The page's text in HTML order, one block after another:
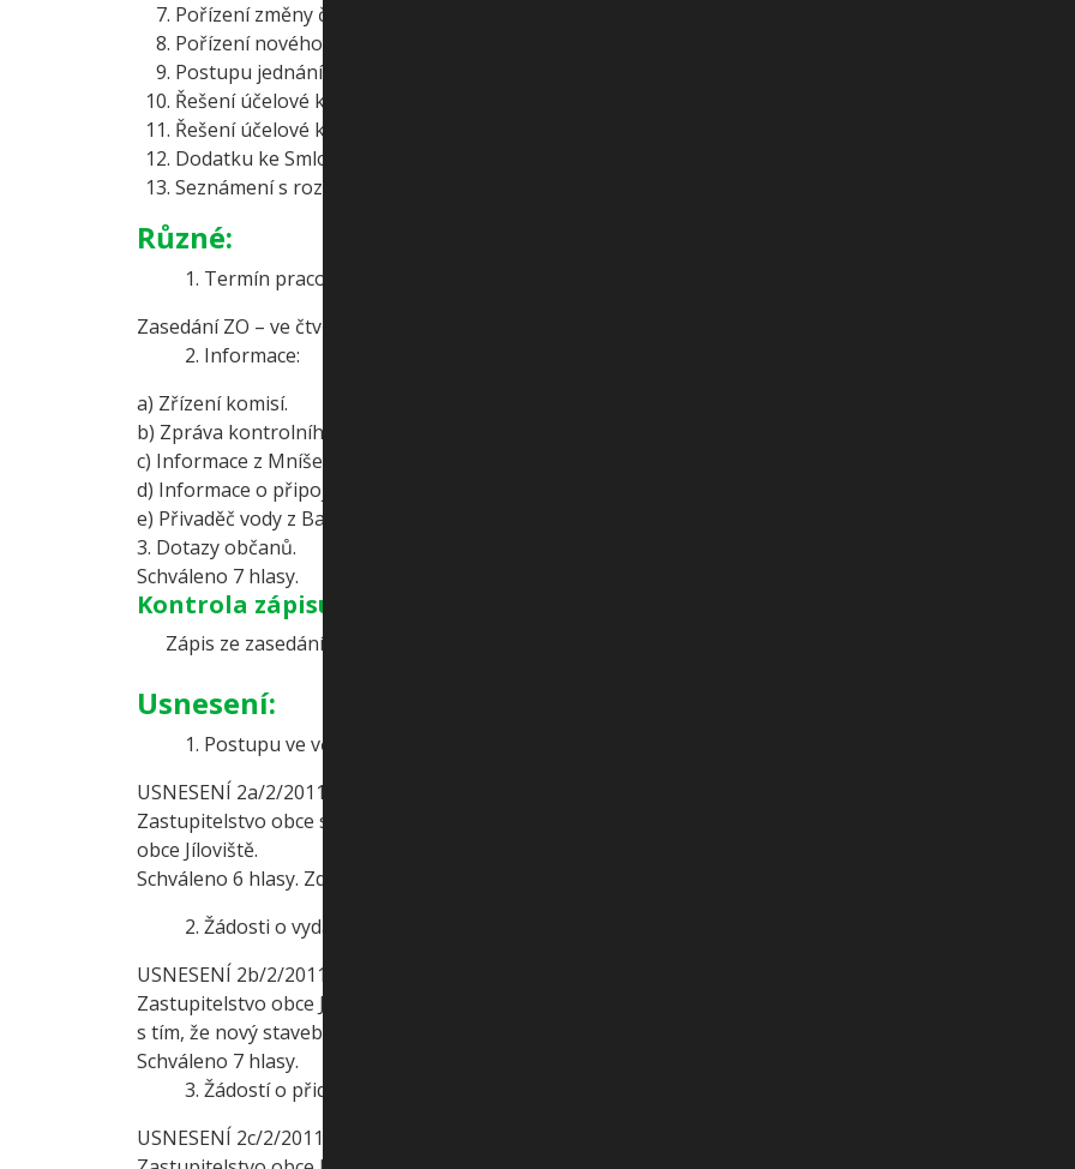
Pořízení změny č. 3 ÚP Jíloviště v lokalitě „Hotel Cinema Palace“.
Pořízení nového územního plánu u Odboru územního plánování a stavebního řádu v Černošicích.
Postupu jednání ve věci pozemků p.č. 142/3 a 142/4.
Řešení účelové komunikace ke hřbitovu parc. č. 184/2.
Řešení účelové komunikace parc. č. 92/2.
Dodatku ke Smlouvě o nakládání s komunálním odpadem.
Seznámení s rozpočtovým opatřením č. 9/2010.
Různé:
1. Termín pracovní schůzky – v úterý 5. 4. 2011 v 19,00 hod. na OÚ Jíloviště.
Zasedání ZO – ve čtvrtek 14. 4. 2011 v 19,00 hod. v hasičské zbrojnici.
2. Informace:
a) Zřízení komisí.
b) Zpráva kontrolního výboru.
c) Informace z Mníšeckého regionu a okolních obcí.
d) Informace o připojení vrtu JL5 a realizace dešťové kanalizace v ulici Pražská.
e) Přivaděč vody z Baní.
3. Dotazy občanů.
Schváleno 7 hlasy.
Kontrola zápisu
Zápis ze zasedání ZO č.1/2010 ze dne 21. 12. 2010 ověřili P. Šmíd a L. Hastrmanová – bez připomínek.
Usnesení:
1. Postupu ve věci objektu restaurace, služeb a obchodu č.p. 260.
USNESENÍ 2a/2/2011
Zastupitelstvo obce souhlasí s návrhem finančního výboru a to, že cena nemovitosti č. p. 260 výrazně
obce Jíloviště.
Schváleno 6 hlasy. Zdržela se L. Hastrmanová.
2. Žádosti o vydání rozhodnutí o dělení nebo scelování pozemků.
USNESENÍ 2b/2/2011
Zastupitelstvo obce Jíloviště schvaluje vydání rozhodnutí o dělení nebo scelování pozemků tak, jak je
s tím, že nový stavebník při výstavbě na tomto pozemku dodrží platný i nový územní plán obce Jíloviště.
Schváleno 7 hlasy.
3. Žádostí o přidělení dotace na dotační titul č. 2 a č. 4.
USNESENÍ 2c/2/2011